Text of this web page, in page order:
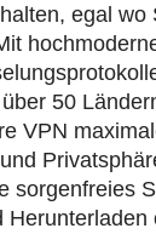
egal wo
50
VPN
sorgenfreies
Herunterladen